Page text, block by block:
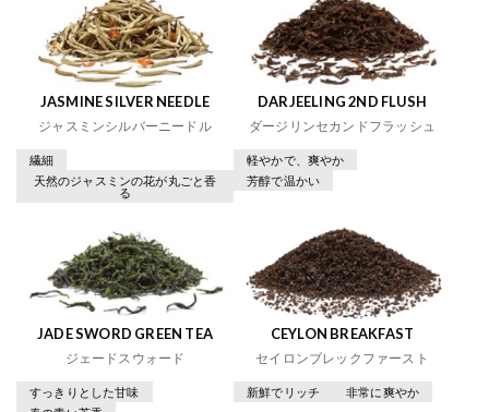
JASMINE SILVER NEEDLE
ジャスミンシルバーニードル
繊細
天然のジャスミンの花が丸ごと香
る
DARJEELING 2ND FLUSH
ダージリンセカンドフラッシュ
軽やかで、爽やか
芳醇で温かい
JADE SWORD GREEN TEA
ジェードスウォード
すっきりとした甘味
CEYLON BREAKFAST
セイロンブレックファースト
新鮮でリッチ 非常に爽やか